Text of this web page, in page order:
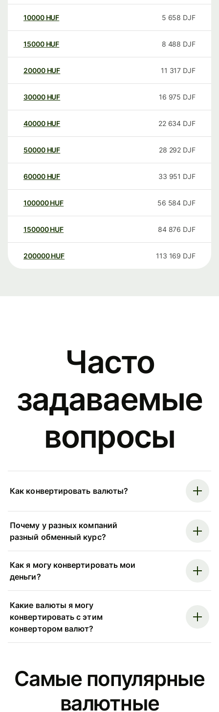
10000 HUF 5 658 DJF
15000 HUF 8 488 DJF
20000 HUF 11 317 DJF
30000 HUF 16 975 DJF
40000 HUF 22 634 DJF
50000 HUF 28 292 DJF
60000 HUF 33 951 DJF
100000 HUF 56 584 DJF
150000 HUF 84 876 DJF
200000 HUF 113 169 DJF
Часто
задаваемые
вопросы
Как конвертировать валюты?
Почему у разных компаний
разный обменный курс?
Как я могу конвертировать мои
деньги?
Какие валюты я могу
конвертировать с этим
конвертором валют?
Самые популярные
валютные